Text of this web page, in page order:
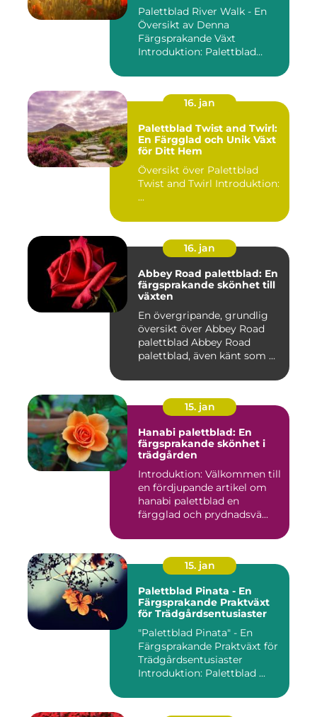
Palettblad River Walk - En
Översikt av Denna
Färgsprakande Växt
Introduktion: Palettblad
16. jan
Palettblad Twist and Twirl:
En Färgglad och Unik Växt
för Ditt Hem
Översikt över Palettblad
Twist and Twirl Introduktion:
...
16. jan
Abbey Road palettblad: En
färgsprakande skönhet till
växten
En övergripande, grundlig
översikt över Abbey Road
palettblad Abbey Road
palettblad, även känt som ...
15. jan
Hanabi palettblad: En
färgsprakande skönhet i
trädgården
Introduktion: Välkommen till
en fördjupande artikel om
hanabi palettblad en
färgglad och prydnadsvä...
15. jan
Palettblad Pinata - En
Färgsprakande Praktväxt
för Trädgårdsentusiaster
"Palettblad Pinata" - En
Färgsprakande Praktväxt för
Trädgårdsentusiaster
Introduktion: Palettblad ...